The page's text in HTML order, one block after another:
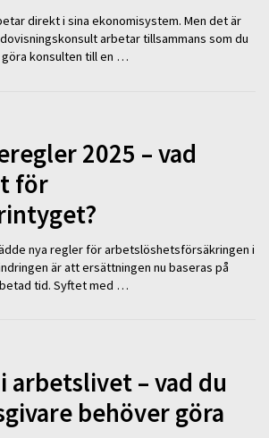
direkt i sina ekonomisystem. Men det är
arbetar tillsammans som du
konsulten till en …
2025 – vad
för
nya regler för arbetslöshetsförsäkringen i
är att ersättningen nu baseras på
tid. Syftet med …
arbetslivet – vad du
behöver göra